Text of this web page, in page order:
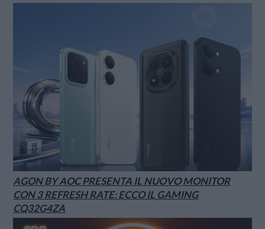
AGON BY AOC PRESENTA IL NUOVO MONITOR
CON 3 REFRESH RATE: ECCO IL GAMING
CQ32G4ZA